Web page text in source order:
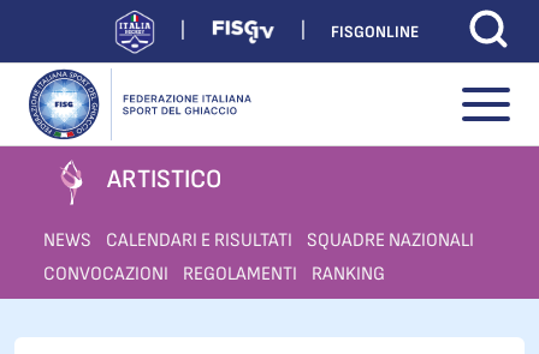
FISGONLINE
ARTISTICO
NEWS CALENDARI E RISULTATI
SQUADRE NAZIONALI
CONVOCAZIONI
REGOLAMENTI RANKING